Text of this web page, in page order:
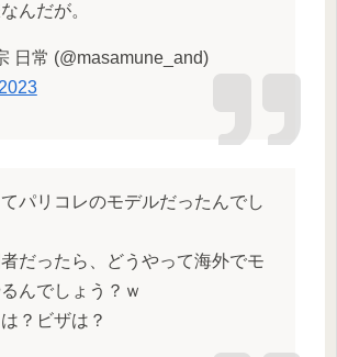
んだが。
日常 (@masamune_and)
パリコレのモデルだったんでし
だったら、どうやって海外でモ
んでしょう？ｗ
？ビザは？